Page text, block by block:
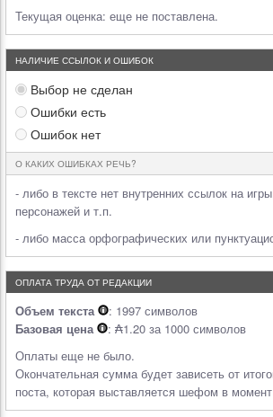
Текущая оценка: еще не поставлена.
НАЛИЧИЕ ССЫЛОК И ОШИБОК
Выбор не сделан
Ошибки есть
Ошибок нет
О КАКИХ ОШИБКАХ РЕЧЬ?
- либо в тексте нет внутренних ссылок на
персонажей и т.п.
- либо масса орфографических или
ОПЛАТА ТРУДА ОТ РЕДАКЦИИ
Объем текста
: 1997 символов
Базовая цена
: ₳1.20 за 1000 символов
Оплаты еще не было.
Окончательная сумма будет зависеть от
поста, которая выставляется шефом в